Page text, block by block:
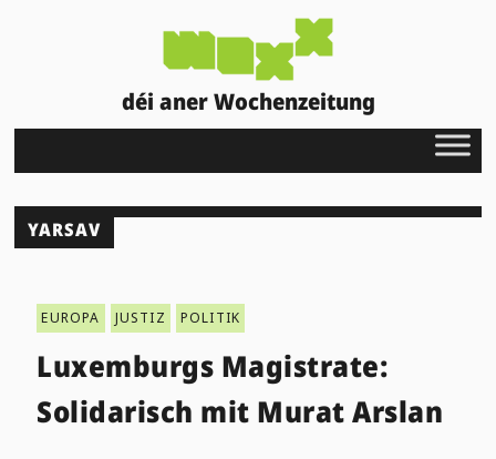
déi aner Wochenzeitung
YARSAV
EUROPA JUSTIZ POLITIK
Luxemburgs Magistrate:
Solidarisch mit Murat Arslan